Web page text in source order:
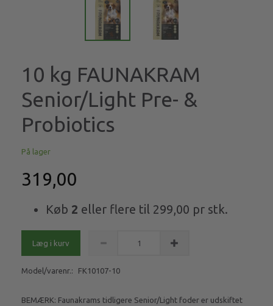
10 kg FAUNAKRAM
Senior/Light Pre- &
Probiotics
På lager
319,00
Køb 2 eller flere til 299,00 pr stk.
Læg i kurv
Model/varenr.: FK10107-10
BEMÆRK: Faunakrams tidligere Senior/Light foder er udskiftet